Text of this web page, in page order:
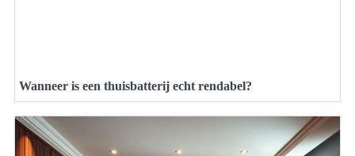
Wanneer is een thuisbatterij echt rendabel?